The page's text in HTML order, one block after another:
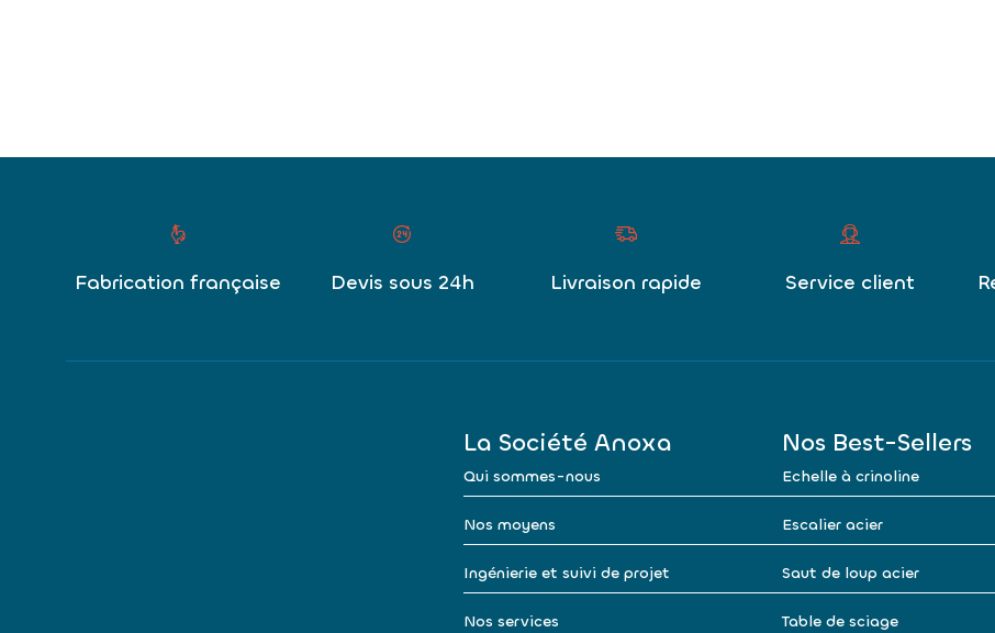
Fabrication française Devis sous 24h Livraison rapide Service client
La Société Anoxa
Qui sommes-nous
Nos moyens
Ingénierie et suivi de projet
Nos services
Nos Best-Sellers
Echelle à crinoline
Escalier acier
Saut de loup acier
Table de sciage